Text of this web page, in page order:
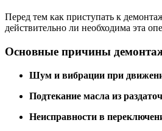
Перед тем как приступать к
действительно ли необходима эта
Основные причины
Шум и вибрации при
Подтекание масла из
Неисправности в